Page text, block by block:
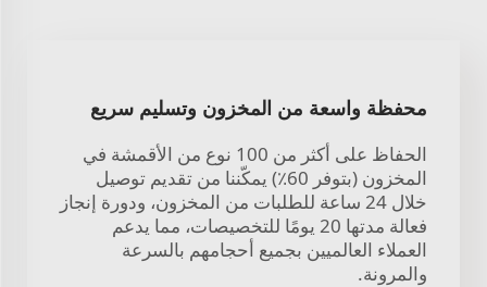
محفظة واسعة من المخزون وتسليم سريع
الحفاظ على أكثر من 100 نوع من الأقمشة في
المخزون (بتوفر 60٪) يمكّننا من تقديم توصيل
خلال 24 ساعة للطلبات من المخزون، ودورة إنجاز
فعالة مدتها 20 يومًا للتخصيصات، مما يدعم
العملاء العالميين بجميع أحجامهم بالسرعة
والمرونة.